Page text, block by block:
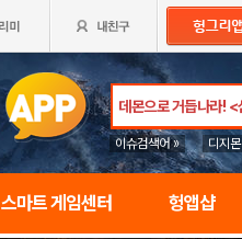
이슈검색어 » 디지몬
스마트 게임센터 헝앱샵